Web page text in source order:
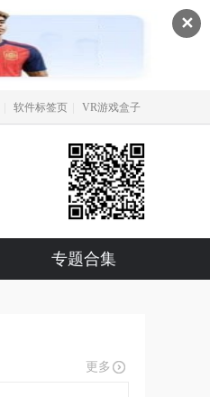
✕
软件标签页 VR游戏盒子
专题合集
更多